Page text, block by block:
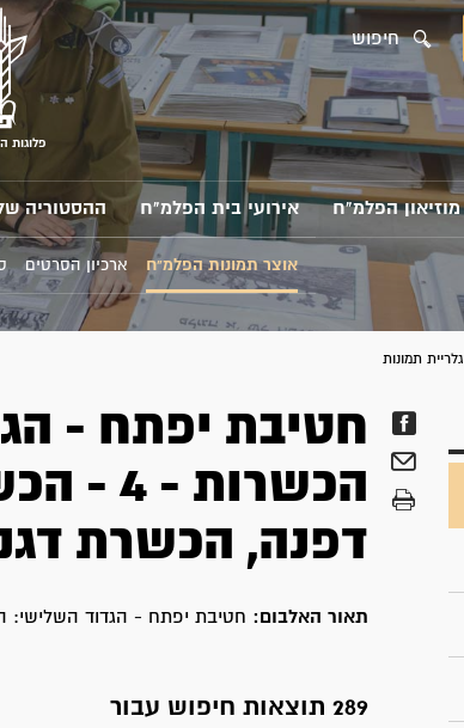
חיפוש
פלוגות
מוזיאון הפלמ"ח אירועי בית הפלמ"ח ההסטוריה
אוצר תמונות הפלמ"ח ארכיון הסרטים
גלריית תמונות
חטיבת יפתח -
דפנה, הכשרת
תאור האלבום: חטיבת יפתח - הגדוד השלישי:
289 תוצאות חיפוש עבור